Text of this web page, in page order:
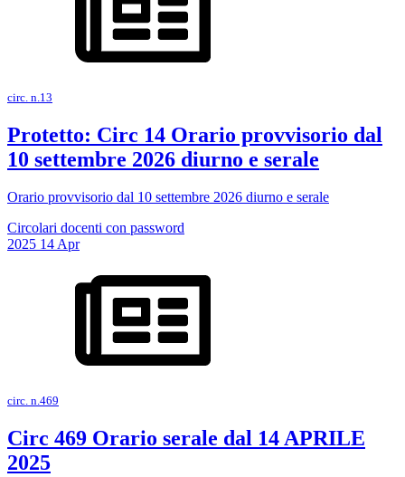
circ. n.13
Protetto: Circ 14 Orario provvisorio dal
10 settembre 2026 diurno e serale
Orario provvisorio dal 10 settembre 2026 diurno e serale
Circolari docenti con password
2025 14Apr
circ. n.469
Circ 469 Orario serale dal 14 APRILE
2025